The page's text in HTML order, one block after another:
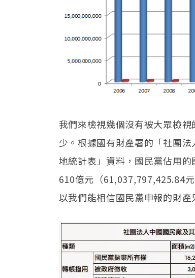
我們來檢視幾個沒有被大眾檢
少。根據國有財產署的「社團
地統計表」資料，國民黨佔用
610億元（61,037,797,425.84
以我們能相信國民黨申報的財產